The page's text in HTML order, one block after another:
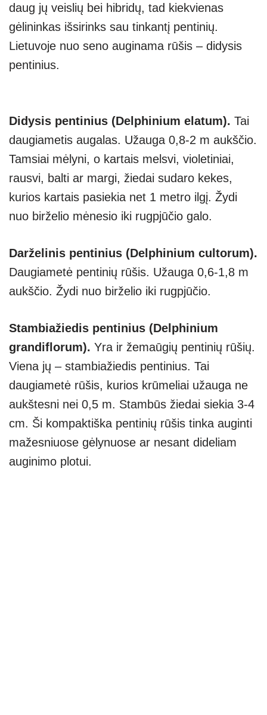
daug jų veislių bei hibridų, tad kiekvienas
gėlininkas išsirinks sau tinkantį pentinių.
Lietuvoje nuo seno auginama rūšis – didysis
pentinius.
Didysis pentinius (Delphinium elatum). Tai
daugiametis augalas. Užauga 0,8-2 m aukščio.
Tamsiai mėlyni, o kartais melsvi, violetiniai,
rausvi, balti ar margi, žiedai sudaro kekes,
kurios kartais pasiekia net 1 metro ilgį. Žydi
nuo birželio mėnesio iki rugpjūčio galo.
Darželinis pentinius (Delphinium cultorum).
Daugiametė pentinių rūšis. Užauga 0,6-1,8 m
aukščio. Žydi nuo birželio iki rugpjūčio.
Stambiažiedis pentinius (Delphinium
grandiflorum). Yra ir žemaūgių pentinių rūšių.
Viena jų – stambiažiedis pentinius. Tai
daugiametė rūšis, kurios krūmeliai užauga ne
aukštesni nei 0,5 m. Stambūs žiedai siekia 3-4
cm. Ši kompaktiška pentinių rūšis tinka auginti
mažesniuose gėlynuose ar nesant dideliam
auginimo plotui.